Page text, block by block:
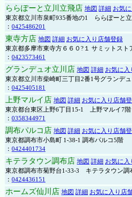
ららぽーと立川立飛店 地図 詳細 お気
東京都立川市泉町935番地の1 ららぽーと
： 0425486201
東寺方店 地図 詳細 お気に入り店舗登録
東京都多摩市東寺方６６０?１ サミットスト
： 0423573461
グランデュオ立川店 地図 詳細 お気に入
東京都立川市柴崎町三丁目2番1号グランデ
： 0425405181
上野マルイ店 地図 詳細 お気に入り店舗
東京都台東区上野6丁目15-1 上野マルイ7階
： 0358344971
調布パルコ店 地図 詳細 お気に入り店舗
東京都調布市小島町 1-38-1 調布パルコ5階
： 0424401734
キテラタウン調布店 地図 詳細 お気に入
東京都調布市菊野台1-33-3 キテラタウン調
： 0424436151
ホームズ仙川店 地図 詳細 お気に入り店